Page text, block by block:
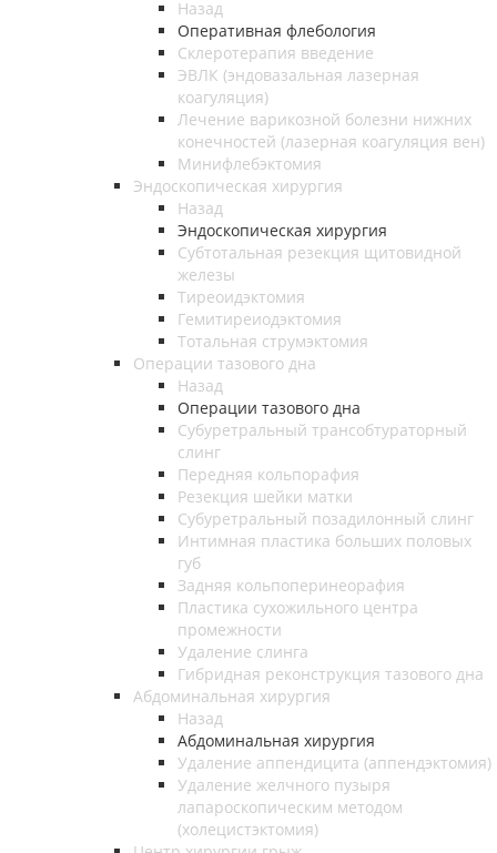
Назад
Оперативная флебология
Склеротерапия введение
ЭВЛК (эндовазальная лазерная
коагуляция)
Лечение варикозной болезни нижних
конечностей (лазерная коагуляция вен)
Минифлебэктомия
Эндоскопическая хирургия
Назад
Эндоскопическая хирургия
Субтотальная резекция щитовидной
железы
Тиреоидэктомия
Гемитиреиодэктомия
Тотальная струмэктомия
Операции тазового дна
Назад
Операции тазового дна
Субуретральный трансобтураторный
слинг
Передняя кольпорафия
Резекция шейки матки
Субуретральный позадилонный слинг
Интимная пластика больших половых
губ
Задняя кольпоперинеорафия
Пластика сухожильного центра
промежности
Удаление слинга
Гибридная реконструкция тазового дна
Абдоминальная хирургия
Назад
Абдоминальная хирургия
Удаление аппендицита (аппендэктомия)
Удаление желчного пузыря
лапароскопическим методом
(холецистэктомия)